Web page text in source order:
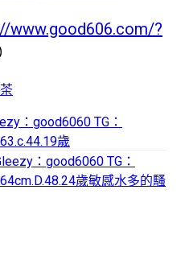
www.good606.com/?
：good6060 TG：
歲
：good6060 TG：
歲敏感水多的騷